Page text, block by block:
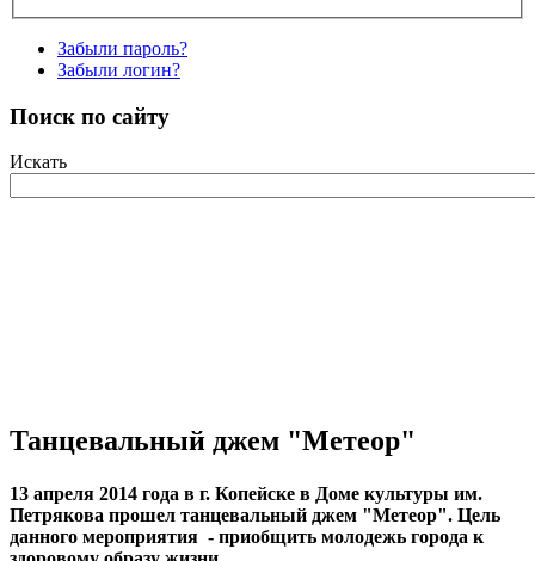
Забыли пароль?
Забыли логин?
Поиск по сайту
Искать
Танцевальный джем "Метеор"
13 апреля 2014 года в г. Копейске в Доме культуры им.
Петрякова прошел танцевальный джем "Метеор". Цель
данного мероприятия - приобщить молодежь города к